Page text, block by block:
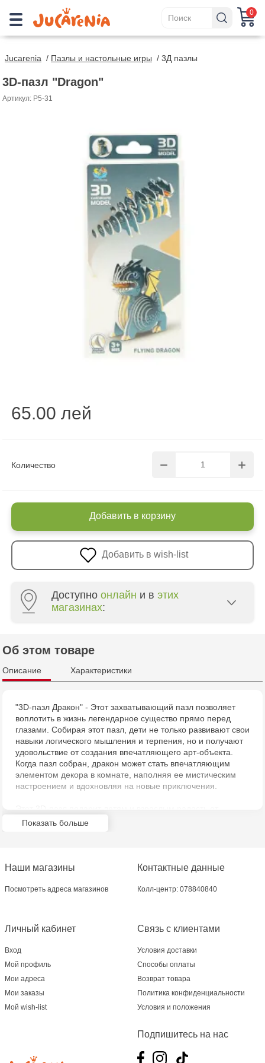
0
Jucarenia / Пазлы и настольные игры / 3Д пазлы
3D-пазл "Dragon"
Артикул: P5-31
Количество
65.00 лей
Добавить в корзину
Добавить в wish-list
Доступно онлайн и в этих
магазинах:
Multistore Centru - bd. Cantemir, 6
Jucărenia Rîșcani - bd. Moscova, 2
Jucarenia Ciocana - bd.Mircea cel Bătrân, 39
Multistore Telecentru - str. N. Testemițanu
MultiStore Căușeni- str. Iurii Gagarin 24
Об этом товаре
Описание Характеристики
"3D-пазл Дракон" - Этот захватывающий пазл позволяет
воплотить в жизнь легендарное существо прямо перед
глазами. Собирая этот пазл, дети не только развивают свои
навыки логического мышления и терпения, но и получают
удовольствие от создания впечатляющего арт-объекта.
Когда пазл собран, дракон может стать впечатляющим
элементом декора в комнате, наполняя ее мистическим
настроением и вдохновляя на новые приключения.
творчества и достижения, а также станет отличным
Показать больше
Наши магазины
Посмотреть адреса магазинов
Связь с клиентами
Условия доставки
Способы оплаты
Возврат товара
Политика конфиденциальности
Условия и положения
Личный кабинет
Вход
Мой профиль
Мои адреса
Мои заказы
Мой wish-list
Контактные данные
Колл-центр: 078840840
Подпишитесь на нас